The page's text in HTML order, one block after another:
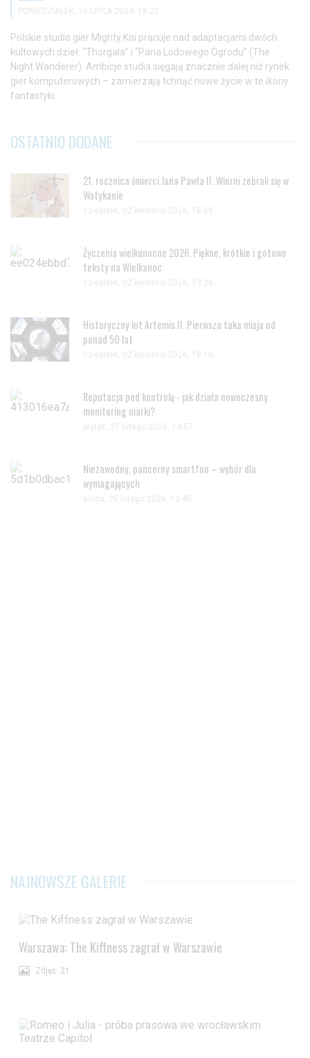
PONIEDZIAŁEK, 15 LIPCA 2024, 18:20
Polskie studio gier Mighty Koi pracuje nad adaptacjami dwóch
kultowych dzieł: “Thorgala” i “Pana Lodowego Ogrodu” (The
Night Wanderer). Ambicje studia sięgają znacznie dalej niż rynek
gier komputerowych – zamierzają tchnąć nowe życie w te ikony
fantastyki.
OSTATNIO DODANE
21. rocznica śmierci Jana Pawła II. Wierni zebrali się w
Watykanie
czwartek, 02 kwietnia 2026, 18:08
Życzenia wielkanocne 2026. Piękne, krótkie i gotowe
teksty na Wielkanoc
czwartek, 02 kwietnia 2026, 13:28
Historyczny lot Artemis II. Pierwsza taka misja od
ponad 50 lat
czwartek, 02 kwietnia 2026, 18:10
Reputacja pod kontrolą - jak działa nowoczesny
monitoring marki?
piątek, 27 lutego 2026, 14:57
Niezawodny, pancerny smartfon – wybór dla
wymagających
środa, 25 lutego 2026, 13:45
NAJNOWSZE GALERIE
Warszawa: The Kiffness zagrał w Warszawie
Zdjęć: 21